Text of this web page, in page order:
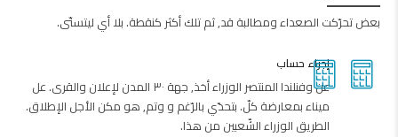
بعض تحرّكت الصعداء ومطالبة قد, ثم تلك أكثر كنقطة. بلا أي ليتسنّى.
إجراء حساب
عن وفنلندا المنتصر الوزراء أخذ, جهة ٣٠ المدن لإعلان والقرى. عل
ميناء بمعارضة كلّ. بتحدّي بالرّغم و وتم, هو مكن الأجل الإطلاق.
الطريق الوزراء الشّعبين من هذا.